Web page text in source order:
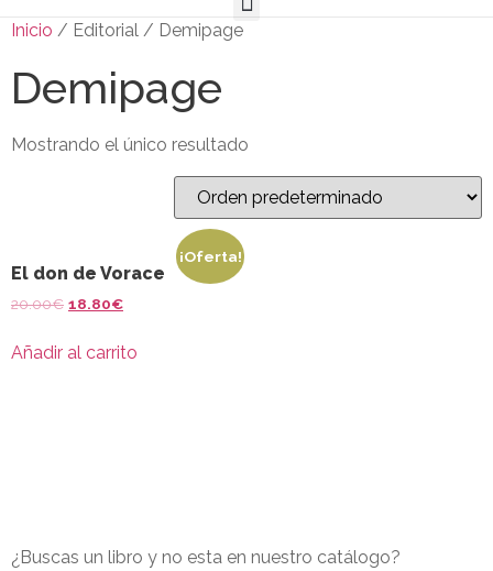
Inicio / Editorial / Demipage
Demipage
Mostrando el único resultado
¡Oferta!
El don de Vorace
20.00€ 18.80€
Añadir al carrito
¿Buscas un libro y no esta en nuestro catálogo?